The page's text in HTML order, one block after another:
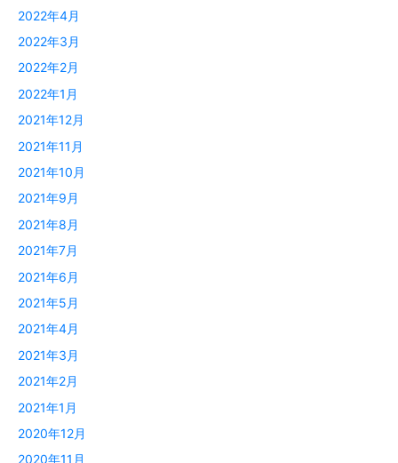
2022年4月
2022年3月
2022年2月
2022年1月
2021年12月
2021年11月
2021年10月
2021年9月
2021年8月
2021年7月
2021年6月
2021年5月
2021年4月
2021年3月
2021年2月
2021年1月
2020年12月
2020年11月